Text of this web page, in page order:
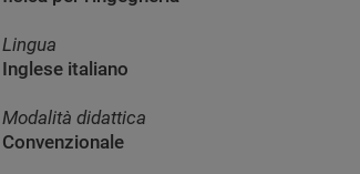
Lingua
Inglese italiano
Modalità didattica
Convenzionale